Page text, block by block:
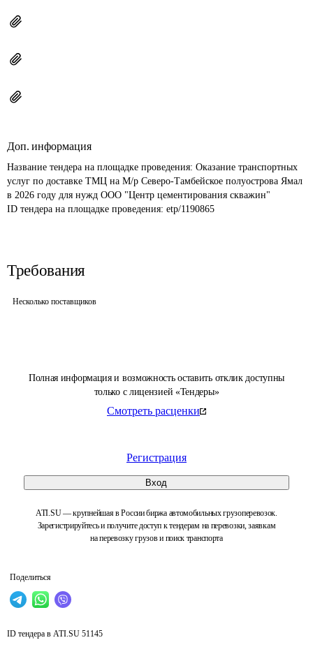
Полная информация и возможность оставить отклик доступны
только с лицензией «Тендеры»
Смотреть расценки
Регистрация
Вход
ATI.SU — крупнейшая в России биржа автомобильных грузоперевозок.
Зарегистрируйтесь и получите доступ к тендерам на перевозки, заявкам
на перевозку грузов и поиск транспорта
Поделиться
Доп. информация
Название тендера на площадке проведения: Оказание транспортных
услуг по доставке ТМЦ на М/р Северо-Тамбейское полуострова Ямал
в 2026 году для нужд ООО "Центр цементирования скважин"
ID тендера на площадке проведения: etp/1190865
Требования
Несколько поставщиков
ID тендера в ATI.SU 51145